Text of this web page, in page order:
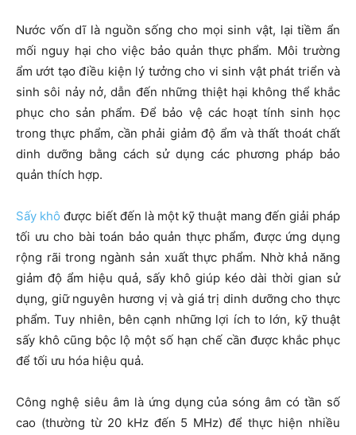
Nước vốn dĩ là nguồn sống cho mọi sinh vật, lại tiềm ẩn
mối nguy hại cho việc bảo quản thực phẩm. Môi trường
ẩm ướt tạo điều kiện lý tưởng cho vi sinh vật phát triển và
sinh sôi nảy nở, dẫn đến những thiệt hại không thể khắc
phục cho sản phẩm. Để bảo vệ các hoạt tính sinh học
trong thực phẩm, cần phải giảm độ ẩm và thất thoát chất
dinh dưỡng bằng cách sử dụng các phương pháp bảo
quản thích hợp.
Sấy khô được biết đến là một kỹ thuật mang đến giải pháp
tối ưu cho bài toán bảo quản thực phẩm, được ứng dụng
rộng rãi trong ngành sản xuất thực phẩm. Nhờ khả năng
giảm độ ẩm hiệu quả, sấy khô giúp kéo dài thời gian sử
dụng, giữ nguyên hương vị và giá trị dinh dưỡng cho thực
phẩm. Tuy nhiên, bên cạnh những lợi ích to lớn, kỹ thuật
sấy khô cũng bộc lộ một số hạn chế cần được khắc phục
để tối ưu hóa hiệu quả.
Công nghệ siêu âm là ứng dụng của sóng âm có tần số
cao (thường từ 20 kHz đến 5 MHz) để thực hiện nhiều